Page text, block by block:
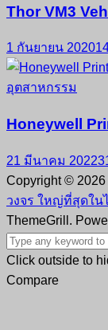
Honeywell
22 สิงหาคม 2023
1 กันยายน 2020
Honeywell
21 มีนาคม 2022